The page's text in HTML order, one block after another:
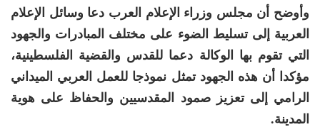
وأوضح أن مجلس وزراء الإعلام العرب دعا وسائل الإعلام
العربية إلى تسليط الضوء على مختلف المبادرات والجهود
التي تقوم بها الوكالة دعما للقدس والقضية الفلسطينية،
مؤكدا أن هذه الجهود تمثل نموذجا للعمل العربي الميداني
الرامي إلى تعزيز صمود المقدسيين والحفاظ على هوية
المدينة.